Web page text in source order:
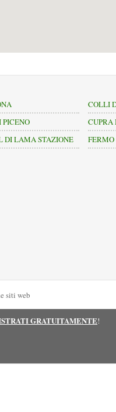
PICENO
DI LAMA STAZIONE
COLLI
FERMO
siti web
GRATUITAMENTE!